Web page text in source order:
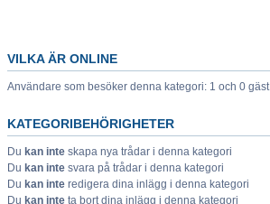
VILKA ÄR ONLINE
Användare som besöker denna kategori: 1 och 0 gäst
KATEGORIBEHÖRIGHETER
Du kan inte skapa nya trådar i denna kategori
Du kan inte svara på trådar i denna kategori
Du kan inte redigera dina inlägg i denna kategori
Du kan inte ta bort dina inlägg i denna kategori